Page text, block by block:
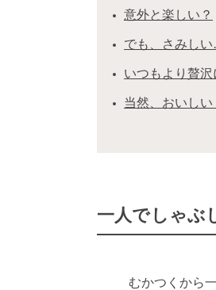
意外と楽しい？
でも、さみし
いつもより贅沢
当然、おいしい
一人でしゃぶ
むかつくから